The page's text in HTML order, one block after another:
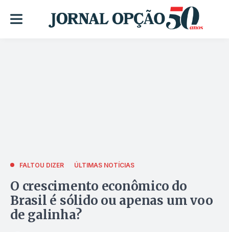
FALTOU DIZER ÚLTIMAS NOTÍCIAS
O crescimento econômico do
Brasil é sólido ou apenas um voo
de galinha?